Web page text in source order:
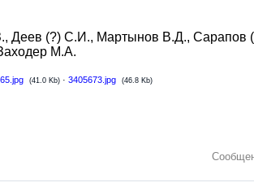
Деев (?) С.И., Мартынов В.Д., Сарапов
М.А.
(41.0 Kb) · 3405673.jpg (46.8 Kb)